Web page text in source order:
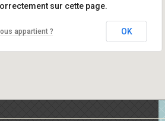
sur cette page.
appartient ? OK